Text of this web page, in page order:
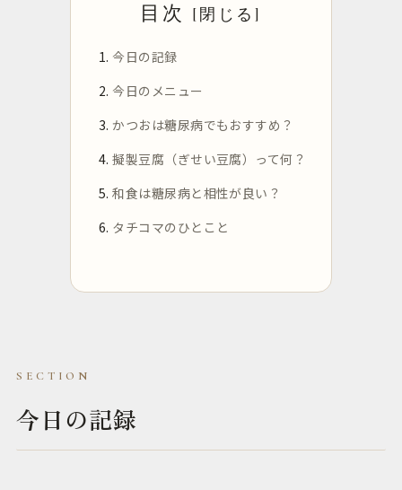
目次
今日の記録
今日のメニュー
かつおは糖尿病でもおすすめ？
擬製豆腐（ぎせい豆腐）って何？
和食は糖尿病と相性が良い？
タチコマのひとこと
今日の記録